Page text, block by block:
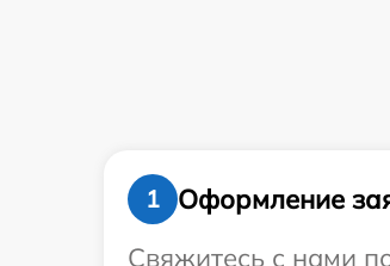
1
Оформление
Свяжитесь с нами